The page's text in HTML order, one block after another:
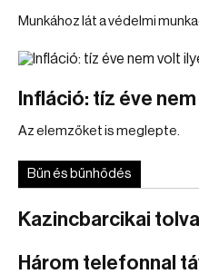
Munkához lát a védelmi
Infláció: tíz éve
Az elemzőket is meglepte.
Bűn és bűnhődés
Kazincbarcikai
Három telefonnal